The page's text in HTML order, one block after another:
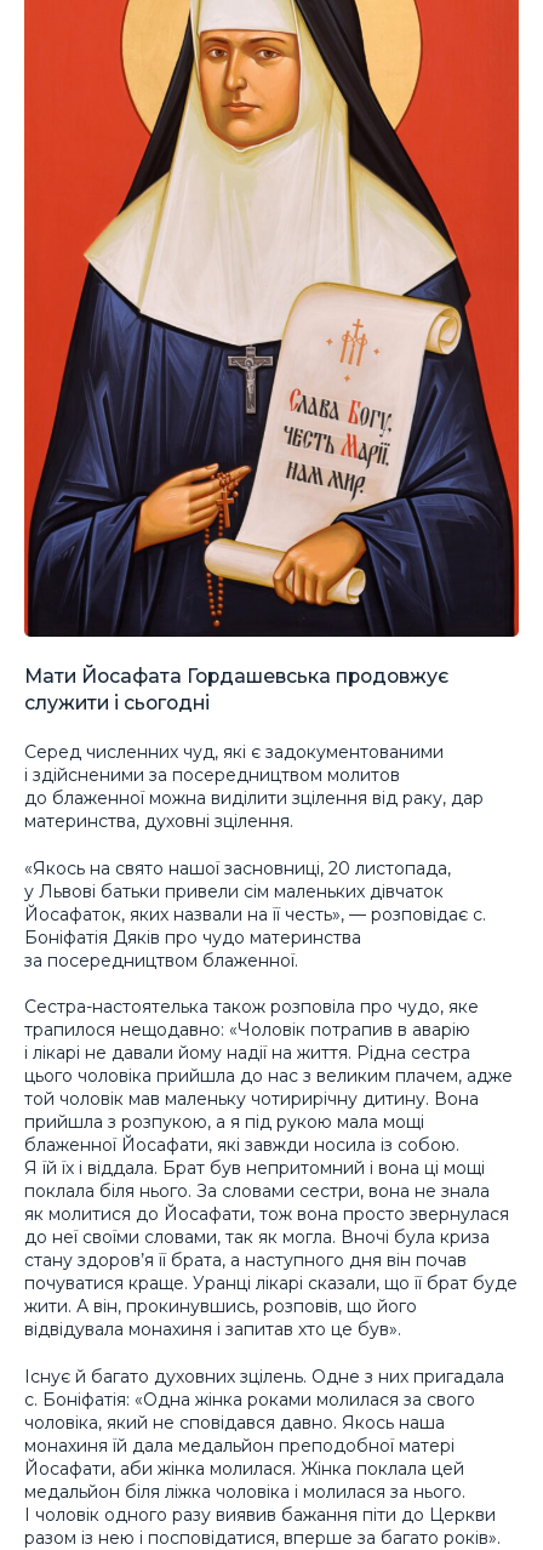
Мати Йосафата Гордашевська продовжує
служити і сьогодні
Серед численних чуд, які є задокументованими
і здійсненими за посередництвом молитов
до блаженної можна виділити зцілення від раку, дар
материнства, духовні зцілення.
«Якось на свято нашої засновниці, 20 листопада,
у Львові батьки привели сім маленьких дівчаток
Йосафаток, яких назвали на її честь», — розповідає с.
Боніфатія Дяків про чудо материнства
за посередництвом блаженної.
Сестра-настоятелька також розповіла про чудо, яке
трапилося нещодавно: «Чоловік потрапив в аварію
і лікарі не давали йому надії на життя. Рідна сестра
цього чоловіка прийшла до нас з великим плачем, адже
той чоловік мав маленьку чотирирічну дитину. Вона
прийшла з розпукою, а я під рукою мала мощі
блаженної Йосафати, які завжди носила із собою.
Я їй їх і віддала. Брат був непритомний і вона ці мощі
поклала біля нього. За словами сестри, вона не знала
як молитися до Йосафати, тож вона просто звернулася
до неї своїми словами, так як могла. Вночі була криза
стану здоров’я її брата, а наступного дня він почав
почуватися краще. Уранці лікарі сказали, що її брат буде
жити. А він, прокинувшись, розповів, що його
відвідувала монахиня і запитав хто це був».
Існує й багато духовних зцілень. Одне з них пригадала
с. Боніфатія: «Одна жінка роками молилася за свого
чоловіка, який не сповідався давно. Якось наша
монахиня їй дала медальйон преподобної матері
Йосафати, аби жінка молилася. Жінка поклала цей
медальйон біля ліжка чоловіка і молилася за нього.
І чоловік одного разу виявив бажання піти до Церкви
разом із нею і посповідатися, вперше за багато років».